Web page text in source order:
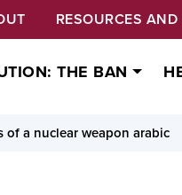
RESOURCES AND
THE BAN
of a nuclear weapon arabic